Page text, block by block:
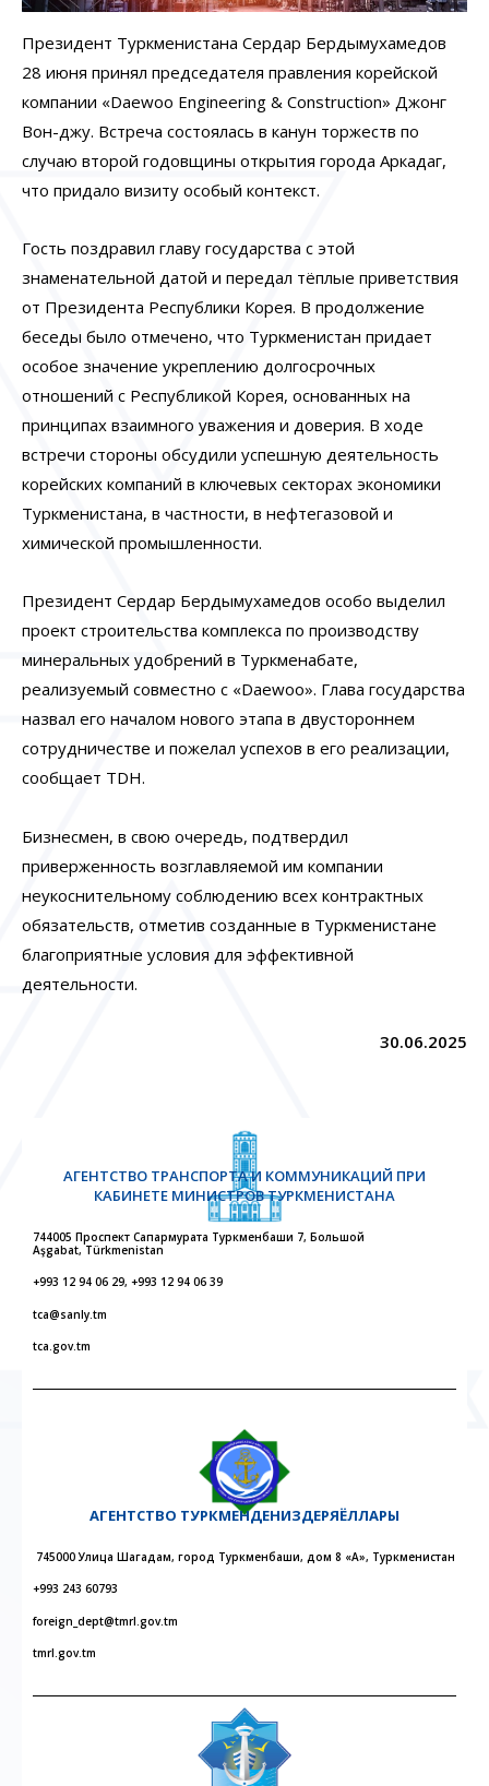
Президент Туркменистана Сердар Бердымухамедов
28 июня принял председателя правления корейской
компании «Daewoo Engineering & Construction» Джонг
Вон-джу. Встреча состоялась в канун торжеств по
случаю второй годовщины открытия города Аркадаг,
что придало визиту особый контекст.
Гость поздравил главу государства с этой
знаменательной датой и передал тёплые приветствия
от Президента Республики Корея. В продолжение
беседы было отмечено, что Туркменистан придает
особое значение укреплению долгосрочных
отношений с Республикой Корея, основанных на
принципах взаимного уважения и доверия. В ходе
встречи стороны обсудили успешную деятельность
корейских компаний в ключевых секторах экономики
Туркменистана, в частности, в нефтегазовой и
химической промышленности.
Президент Сердар Бердымухамедов особо выделил
проект строительства комплекса по производству
минеральных удобрений в Туркменабате,
реализуемый совместно с «Daewoo». Глава государства
назвал его началом нового этапа в двустороннем
сотрудничестве и пожелал успехов в его реализации,
сообщает TDH.
Бизнесмен, в свою очередь, подтвердил
приверженность возглавляемой им компании
неукоснительному соблюдению всех контрактных
обязательств, отметив созданные в Туркменистане
благоприятные условия для эффективной
деятельности.
30.06.2025
АГЕНТСТВО ТРАНСПОРТА И КОММУНИКАЦИЙ ПРИ
КАБИНЕТЕ МИНИСТРОВ ТУРКМЕНИСТАНА
744005 Проспект Сапармурата Туркменбаши 7, Большой
Aşgabat, Türkmenistan
+993 12 94 06 29, +993 12 94 06 39
tca@sanly.tm
tca.gov.tm
АГЕНТСТВО ТУРКМЕНДЕНИЗДЕРЯЁЛЛАРЫ
745000 Улица Шагадам, город Туркменбаши, дом 8 «А», Туркменистан
+993 243 60793
foreign_dept@tmrl.gov.tm
tmrl.gov.tm